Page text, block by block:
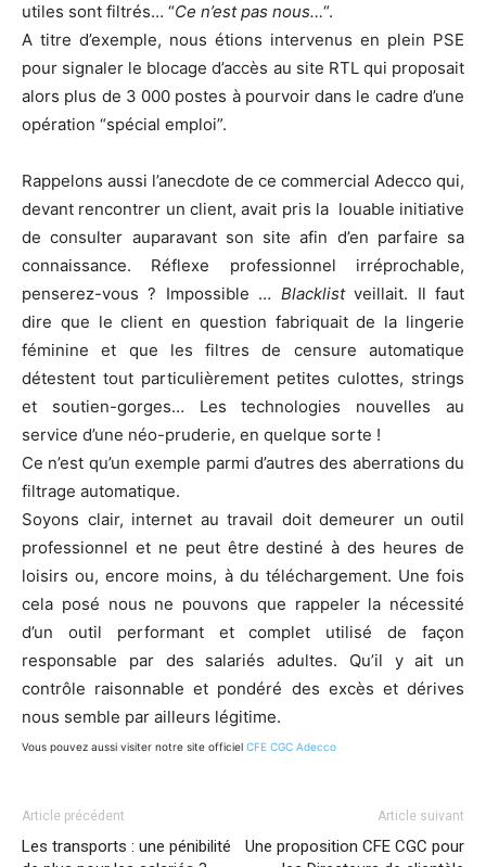
utiles sont filtrés… “Ce n’est pas nous…“.
A titre d’exemple, nous étions intervenus en plein PSE
pour signaler le blocage d’accès au site RTL qui proposait
alors plus de 3 000 postes à pourvoir dans le cadre d’une
opération “spécial emploi”.
Rappelons aussi l’anecdote de ce commercial Adecco qui,
devant rencontrer un client, avait pris la louable initiative
de consulter auparavant son site afin d’en parfaire sa
connaissance. Réflexe professionnel irréprochable,
penserez-vous ? Impossible … Blacklistveillait. Il faut
dire que le client en question fabriquait de la lingerie
féminine et que les filtres de censure automatique
détestent tout particulièrement petites culottes, strings
et soutien-gorges… Les technologies nouvelles au
service d’une néo-pruderie, en quelque sorte !
Ce n’est qu’un exemple parmi d’autres des aberrations du
filtrage automatique.
Soyons clair, internet au travail doit demeurer un outil
professionnel et ne peut être destiné à des heures de
loisirs ou, encore moins, à du téléchargement. Une fois
cela posé nous ne pouvons que rappeler la nécessité
d’un outil performant et complet utilisé de façon
responsable par des salariés adultes. Qu’il y ait un
contrôle raisonnable et pondéré des excès et dérives
nous semble par ailleurs légitime.
Vous pouvez aussi visiter notre site officiel CFE CGC Adecco
Article précédent
Les transports : une pénibilité
Article suivant
Une proposition CFE CGC pour